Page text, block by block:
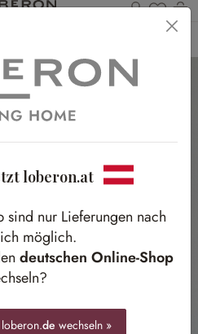
Du
loberon.at
sind nur Lieferungen nach
möglich.
deutschen Online-Shop
de wechseln »